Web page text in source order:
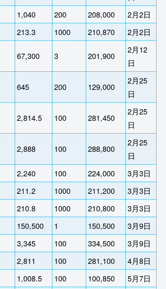
1,040 200 208,000
2月2日
213.3 1000 210,870 2月2日
67,300 3 201,900
2月12
日
645 200 129,000
2月25
日
2,814.5 100 281,450
2月25
日
2,888 100 288,800
2月25
日
2,240 100 224,000
3月3日
211.2 1000 211,200
3月3日
210.8 1000 210,800
3月3日
150,500 1 150,500
3月9日
3,345 100 334,500
3月9日
2,811 100 281,100
4月8日
1,008.5 100 100,850
5月7日